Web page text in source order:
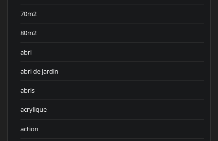
70m2
80m2
abri
abri de jardin
abris
acrylique
action